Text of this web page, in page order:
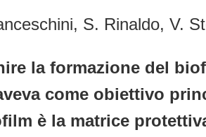
S. Rinaldo, V.
la formazione del
come obiettivo
è la matrice